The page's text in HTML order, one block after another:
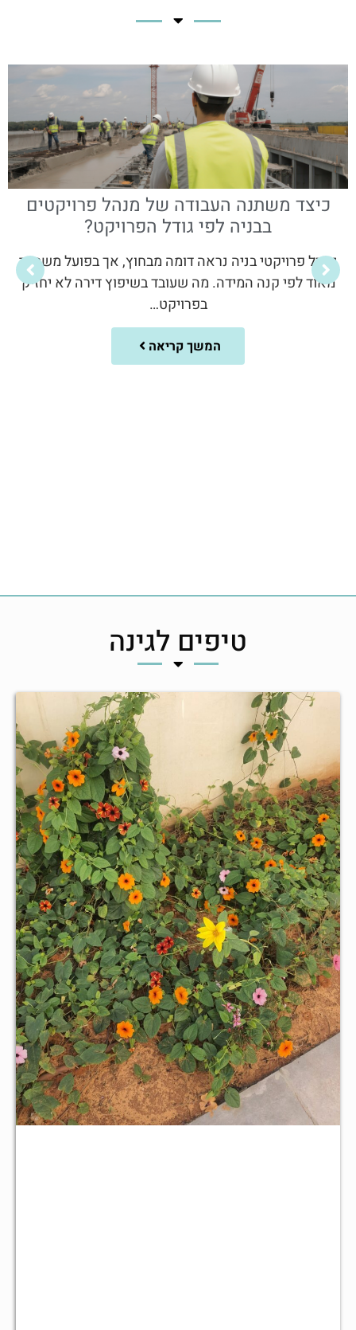
כיצד משתנה העבודה של מנהל פרויקטים
בבניה לפי גודל הפרויקט?
ניהול פרויקטי בניה נראה דומה מבחוץ, אך בפועל משתנה
מאוד לפי קנה המידה. מה שעובד בשיפוץ דירה לא יחזיק
בפרויקט…
המשך קריאה
טיפים לגינה